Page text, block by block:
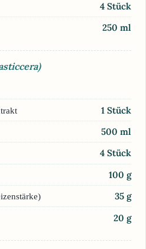
4 Stück
250 ml
1 Stück
500 ml
4 Stück
100 g
35 g
20 g